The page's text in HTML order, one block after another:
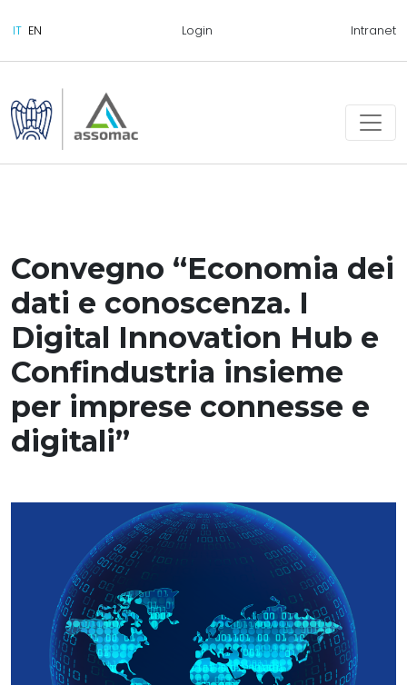
Login Intranet
Convegno “Economia dei
dati e conoscenza. I
Digital Innovation Hub e
Confindustria insieme
per imprese connesse e
digitali”